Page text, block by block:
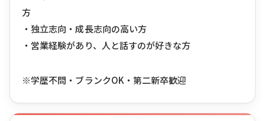
方
・独立志向・成長志向の高い方
・営業経験があり、人と話すのが好きな方
※学歴不問・ブランクOK・第二新卒歓迎